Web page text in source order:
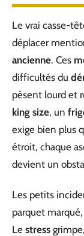
Le vrai casse-
déplacer
ancienne. Ces
difficultés du
pèsent lourd et
king size, un
exige bien plus
étroit, chaque
devient un
Les petits
parquet
Le stress